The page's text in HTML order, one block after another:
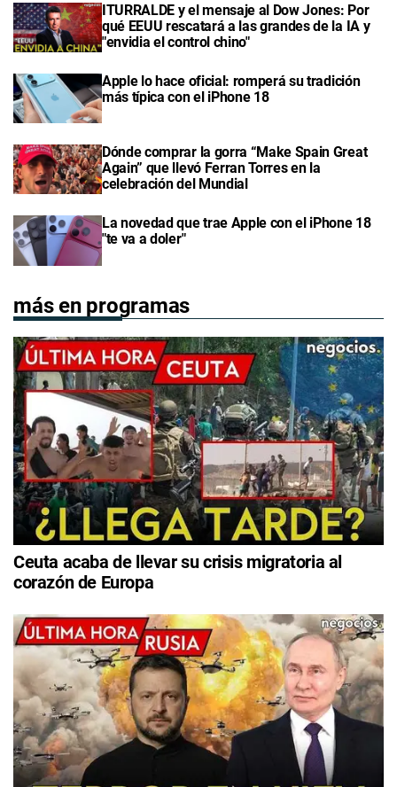
ITURRALDE y el mensaje al Dow Jones: Por
qué EEUU rescatará a las grandes de la IA y
"envidia el control chino"
Apple lo hace oficial: romperá su tradición
más típica con el iPhone 18
Dónde comprar la gorra “Make Spain Great
Again” que llevó Ferran Torres en la
celebración del Mundial
La novedad que trae Apple con el iPhone 18
"te va a doler"
más en programas
Ceuta acaba de llevar su crisis migratoria al
corazón de Europa